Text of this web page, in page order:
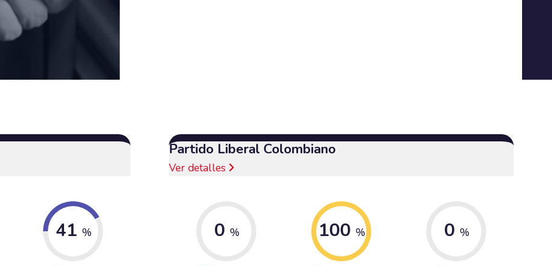
41 %
Partido Liberal Colombiano
Ver detalles
0 % 100 % 0 %